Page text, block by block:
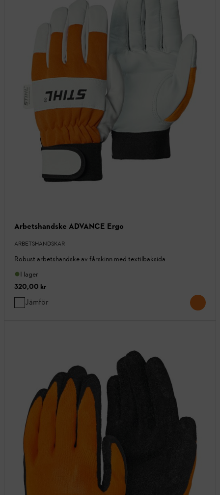
Arbetshandske ADVANCE Ergo
ARBETSHANDSKAR
Robust arbetshandske av fårskinn med textilbaksida
I lager
320,00 kr
Jämför